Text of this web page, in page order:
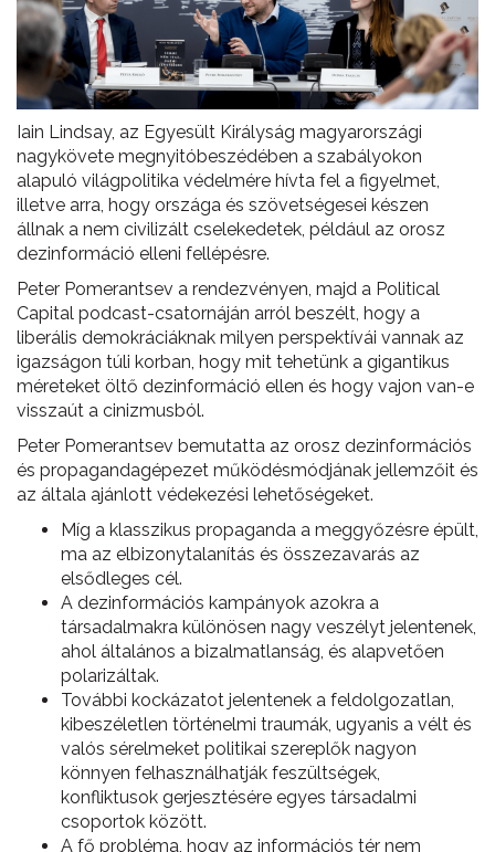
Iain Lindsay, az Egyesült Királyság magyarországi
nagykövete megnyitóbeszédében a szabályokon
alapuló világpolitika védelmére hívta fel a figyelmet,
illetve arra, hogy országa és szövetségesei készen
állnak a nem civilizált cselekedetek, például az orosz
dezinformáció elleni fellépésre.
Peter Pomerantsev a rendezvényen, majd a Political
Capital podcast-csatornáján arról beszélt, hogy a
liberális demokráciáknak milyen perspektívái vannak az
igazságon túli korban, hogy mit tehetünk a gigantikus
méreteket öltő dezinformáció ellen és hogy vajon van-e
visszaút a cinizmusból.
Peter Pomerantsev bemutatta az orosz dezinformációs
és propagandagépezet működésmódjának jellemzőit és
az általa ajánlott védekezési lehetőségeket.
Míg a klasszikus propaganda a meggyőzésre épült,
ma az elbizonytalanítás és összezavarás az
elsődleges cél.
A dezinformációs kampányok azokra a
társadalmakra különösen nagy veszélyt jelentenek,
ahol általános a bizalmatlanság, és alapvetően
polarizáltak.
További kockázatot jelentenek a feldolgozatlan,
kibeszéletlen történelmi traumák, ugyanis a vélt és
valós sérelmeket politikai szereplők nagyon
könnyen felhasználhatják feszültségek,
konfliktusok gerjesztésére egyes társadalmi
csoportok között.
A fő probléma, hogy az információs tér nem